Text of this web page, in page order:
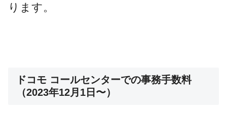
ります。
ドコモ コールセンターでの事務手数料
（2023年12月1日〜）